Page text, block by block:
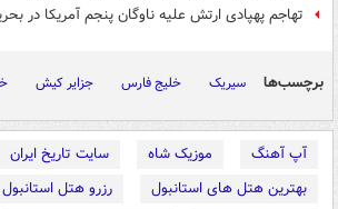
تهاجم پهپادی ارتش علیه ناوگان پنجم آمریکا در
برچسب‌ها سیریک خلیج فارس جزایر کیش
آپ آهنگ موزیک شاه
سایت تاریخ ایران
بهترین هتل های استانبول
رزرو هتل استانبول